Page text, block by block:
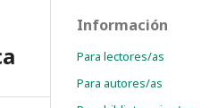
Información
Para lectores/as
Para autores/as